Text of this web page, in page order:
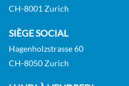
CH-8001 Zurich
SIÈGE SOCIAL
Hagenholzstrasse 60
CH-8050 Zurich